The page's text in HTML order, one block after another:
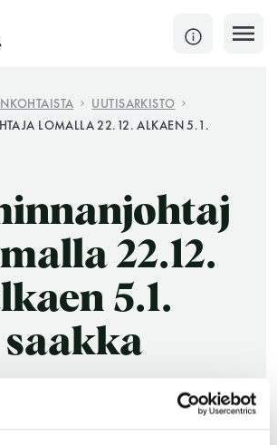
SULJE
lauantai on jaettu ja jokaisen kuun
AUKIOLOAJAT
JÄSENSIVUT
HAE
UUTISARKISTO
LOMALLA 22.12. ALKAEN 5.1.
22.12.
5.1.
saakka